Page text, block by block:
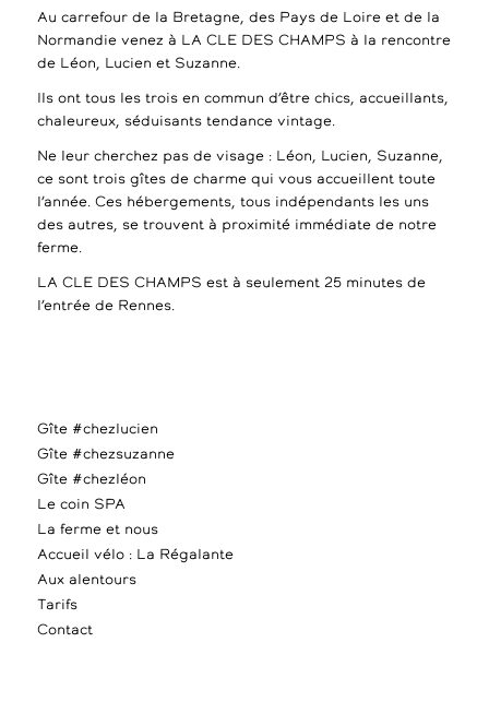
Au carrefour de la Bretagne, des Pays de Loire et de la
Normandie venez à LA CLE DES CHAMPS à la rencontre
de Léon, Lucien et Suzanne.
Ils ont tous les trois en commun d’être chics, accueillants,
chaleureux, séduisants tendance vintage.
Ne leur cherchez pas de visage : Léon, Lucien, Suzanne,
ce sont trois gîtes de charme qui vous accueillent toute
l’année. Ces hébergements, tous indépendants les uns
des autres, se trouvent à proximité immédiate de notre
ferme.
LA CLE DES CHAMPS est à seulement 25 minutes de
l’entrée de Rennes.
Gîte #chezlucien
Gîte #chezsuzanne
Gîte #chezléon
Le coin SPA
La ferme et nous
Accueil vélo : La Régalante
Aux alentours
Tarifs
Contact